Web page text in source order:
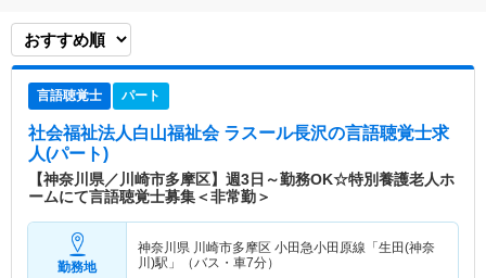
言語聴覚士 パート
社会福祉法人白山福祉会 ラスール長沢の言語聴覚士求
人(パート)
【神奈川県／川崎市多摩区】週3日～勤務OK☆特別養護老人ホ
ームにて言語聴覚士募集＜非常勤＞
勤務地
神奈川県 川崎市多摩区 小田急小田原線「生田(神奈
川)駅」（バス・車7分）